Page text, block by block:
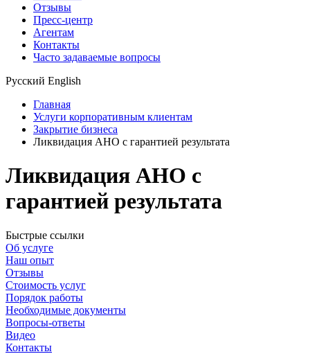
Отзывы
Пресс-центр
Агентам
Контакты
Часто задаваемые вопросы
Русский English
Главная
Услуги корпоративным клиентам
Закрытие бизнеса
Ликвидация АНО с гарантией результата
Ликвидация АНО с
гарантией результата
Быстрые ссылки
Об услуге
Наш опыт
Отзывы
Стоимость услуг
Порядок работы
Необходимые документы
Вопросы-ответы
Видео
Контакты